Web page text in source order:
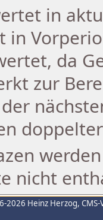
in
in
da
zur
nicht
2026 Heinz Herzog,